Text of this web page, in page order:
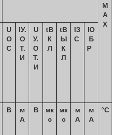
M
A
X
U
О
С
IУ.
О
Т.
И
U
У.
О
Т.
И
tВ
К
Л
tВ
Ы
К
Л
IЗ
С
IО
Б
Р
В
м
А
В
мк
с
мк
с
м
А
м
А
°С